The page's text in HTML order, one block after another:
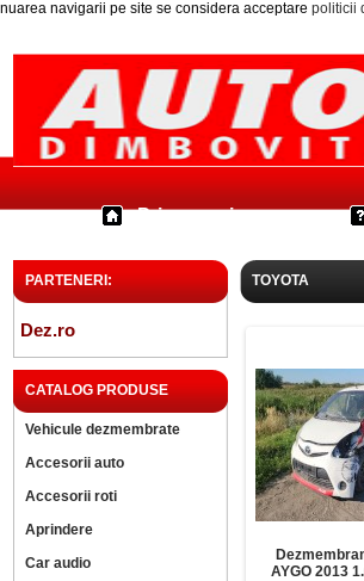
navigarii pe site se considera acceptare politicii
Prima pagina
PARTENERI:
Dez.ro
CATALOG PRODUSE
Vehicule dezmembrate
Accesorii auto
Accesorii roti
Aprindere
Car audio
TOYOTA
AYGO 2013